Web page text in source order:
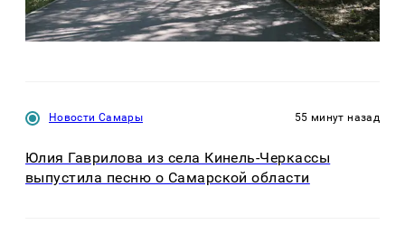
Новости Самары 55 минут назад
Юлия Гаврилова из села Кинель-Черкассы
выпустила песню о Самарской области